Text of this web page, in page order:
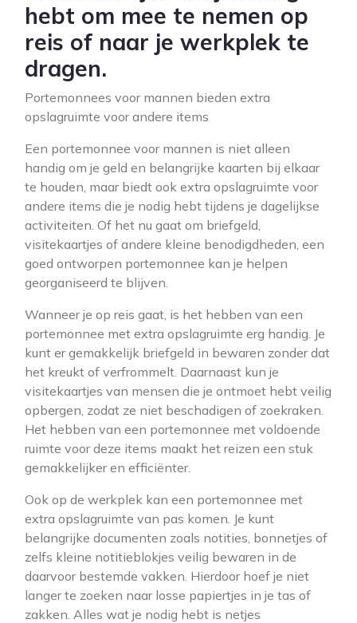
hebt om mee te nemen op
reis of naar je werkplek te
dragen.
Portemonnees voor mannen bieden extra
opslagruimte voor andere items
Een portemonnee voor mannen is niet alleen
handig om je geld en belangrijke kaarten bij elkaar
te houden, maar biedt ook extra opslagruimte voor
andere items die je nodig hebt tijdens je dagelijkse
activiteiten. Of het nu gaat om briefgeld,
visitekaartjes of andere kleine benodigdheden, een
goed ontworpen portemonnee kan je helpen
georganiseerd te blijven.
Wanneer je op reis gaat, is het hebben van een
portemonnee met extra opslagruimte erg handig. Je
kunt er gemakkelijk briefgeld in bewaren zonder dat
het kreukt of verfrommelt. Daarnaast kun je
visitekaartjes van mensen die je ontmoet hebt veilig
opbergen, zodat ze niet beschadigen of zoekraken.
Het hebben van een portemonnee met voldoende
ruimte voor deze items maakt het reizen een stuk
gemakkelijker en efficiënter.
Ook op de werkplek kan een portemonnee met
extra opslagruimte van pas komen. Je kunt
belangrijke documenten zoals notities, bonnetjes of
zelfs kleine notitieblokjes veilig bewaren in de
daarvoor bestemde vakken. Hierdoor hoef je niet
langer te zoeken naar losse papiertjes in je tas of
zakken. Alles wat je nodig hebt is netjes